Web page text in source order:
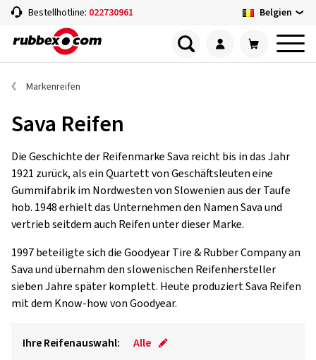
Bestellhotline: 022730961 Belgien
Markenreifen
Sava Reifen
Die Geschichte der Reifenmarke Sava reicht bis in das Jahr
1921 zurück, als ein Quartett von Geschäftsleuten eine
Gummifabrik im Nordwesten von Slowenien aus der Taufe
hob. 1948 erhielt das Unternehmen den Namen Sava und
vertrieb seitdem auch Reifen unter dieser Marke.
1997 beteiligte sich die Goodyear Tire & Rubber Company an
Sava und übernahm den slowenischen Reifenhersteller
sieben Jahre später komplett. Heute produziert Sava Reifen
mit dem Know-how von Goodyear.
Ihre Reifenauswahl: Alle